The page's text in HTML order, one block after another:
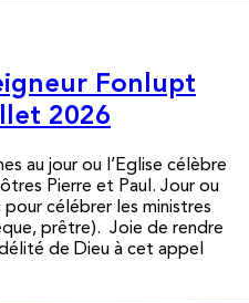
Fonlupt
2026
au jour ou l’Eglise célèbre
Pierre et Paul. Jour ou
pour célébrer les ministres
prêtre). Joie de rendre
de Dieu à cet appel